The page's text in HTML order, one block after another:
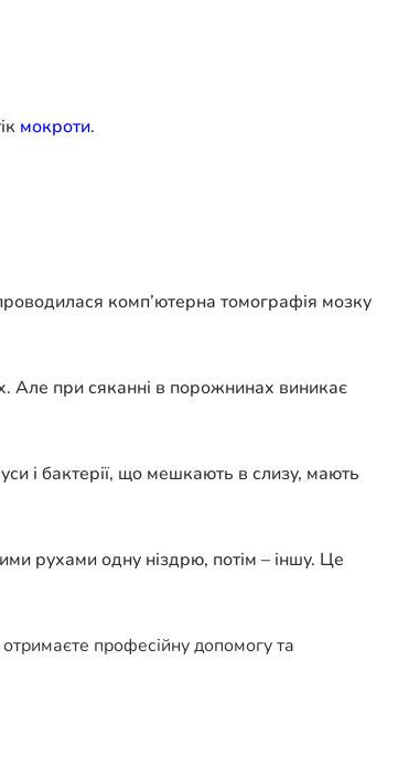
мокроти.
комп’ютерна томографія мозку
Але при сяканні в порожнинах виникає
і бактерії, що мешкають в слизу, мають
рухами одну ніздрю, потім – іншу. Це
професійну допомогу та